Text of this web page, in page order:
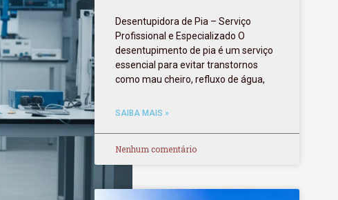
Desentupidora de Pia – Serviço
Profissional e Especializado O
desentupimento de pia é um serviço
essencial para evitar transtornos
como mau cheiro, refluxo de água,
SAIBA MAIS »
Nenhum comentário